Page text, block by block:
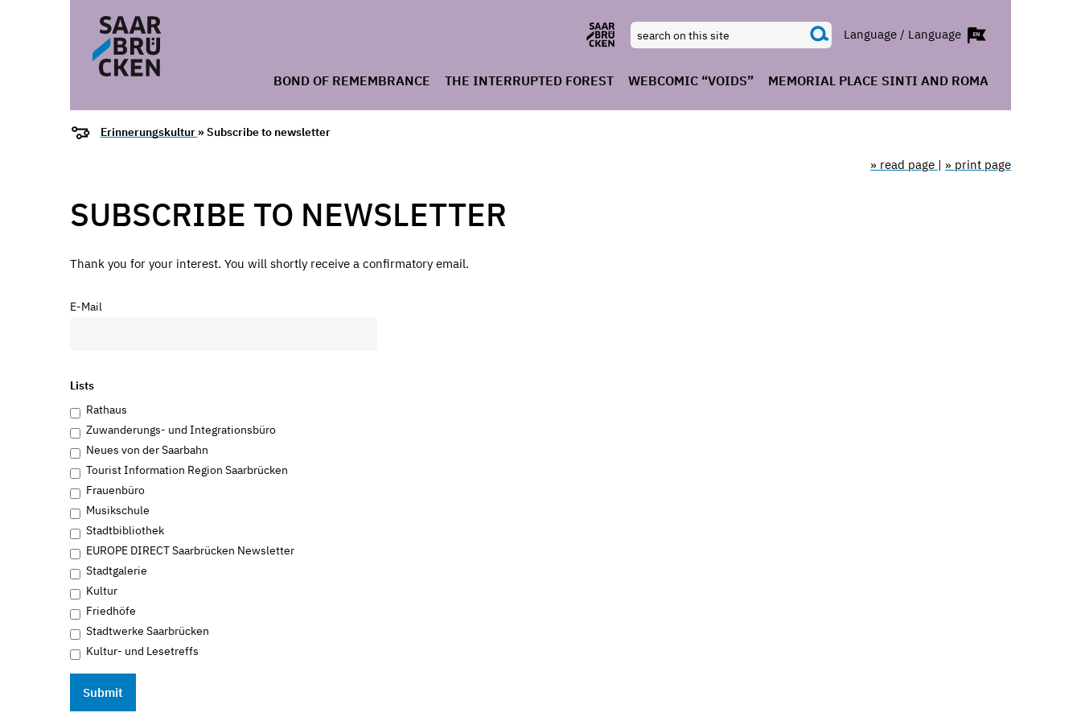
Language / Language
BOND OF REMEMBRANCE THE INTERRUPTED FOREST WEBCOMIC “VOIDS” MEMORIAL PLACE SINTI AND ROMA
Erinnerungskultur » Subscribe to newsletter
» read page | » print page
SUBSCRIBE TO NEWSLETTER
Thank you for your interest. You will shortly receive a confirmatory email.
E-Mail
Lists
Rathaus
Zuwanderungs- und Integrationsbüro
Neues von der Saarbahn
Tourist Information Region Saarbrücken
Frauenbüro
Musikschule
Stadtbibliothek
EUROPE DIRECT Saarbrücken Newsletter
Stadtgalerie
Kultur
Friedhöfe
Stadtwerke Saarbrücken
Kultur- und Lesetreffs